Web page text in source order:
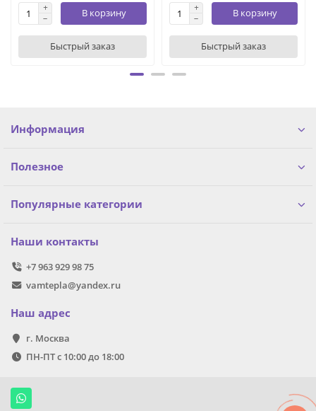
В корзину
Быстрый заказ
В корзину
Быстрый заказ
Информация
Полезное
Популярные категории
Наши контакты
+7 963 929 98 75
vamtepla@yandex.ru
Наш адрес
г. Москва
ПН-ПТ с 10:00 до 18:00